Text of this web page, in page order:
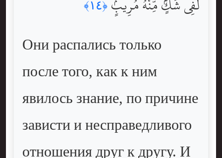
﴿١٤﴾
Они распались только
после того, как к ним
явилось знание, по причине
зависти и несправедливого
отношения друг к другу. И